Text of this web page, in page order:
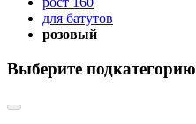
для батутов
розовый
Выберите подкатегорию